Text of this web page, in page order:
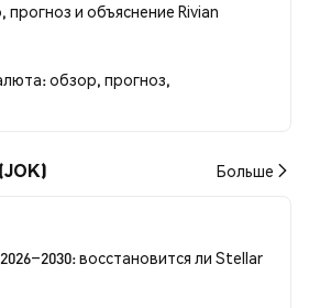
прогноз и объяснение Rivian
обзор, прогноз,
Больше
восстановится ли Stellar